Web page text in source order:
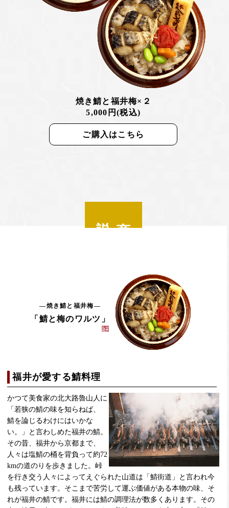
焼き鯖と福井梅×２
5,000円(税込)
ご購入はこちら
焼き鯖と福井梅
「鯖と梅のワルツ」
福井が愛する鯖料理
かつて美食家の北大路魯山人に
「若狭の鯖の味を知らねば、
鯖を論じるわけにはいかな
い。」と言わしめた福井の鯖。
その昔、福井から京都まで、
人々は塩鯖の桶を背負って約72
kmの道のりを歩きました。峠
を行き交う人々によってえぐられた山道は「鯖街道」と言われ今
も残っています。そこまで苦労して運ぶ価値がある本物の味、そ
れが福井の鯖です。福井には鯖の調理法が数多くあります。その